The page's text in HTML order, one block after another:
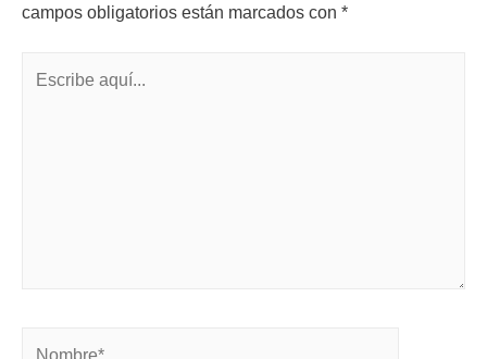
campos obligatorios están marcados con *